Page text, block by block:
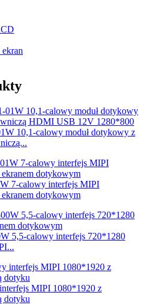
10,1-calowy moduł dotykowy z
7-calowy interfejs MIPI
dotykowym
5,5-calowy interfejs 720*1280
MIPI 1080*1920 z
dotyku